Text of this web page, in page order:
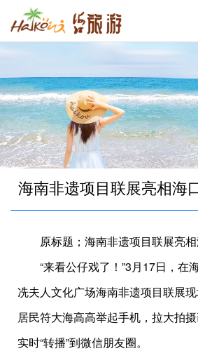
海南非遗项目联展亮相海
原标题；海南非遗项目联展亮相
“来看公仔戏了！”3月17日，在
冼夫人文化广场海南非遗项目联展
居民符大海高高举起手机，拉大拍
实时“转播”到微信朋友圈。